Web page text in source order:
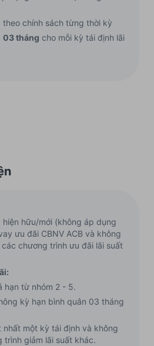
theo chính sách từng thời kỳ
03 tháng cho mỗi kỳ tái định lãi
hiện hữu/mới (không áp dụng
ưu đãi CBNV ACB và không
chương trình ưu đãi lãi suất
hạn từ nhóm 2 - 5.
kỳ hạn bình quân 03 tháng
nhất một kỳ tái định và không
trình giảm lãi suất khác.